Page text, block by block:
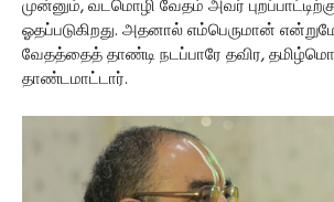
முன்னும், வடமொழி வேதம் அவர்
ஓதப்படுகிறது. அதனால் எம்பெருமான்
வேதத்தைத் தாண்டி நடப்பாரே தவிர,
தாண்டமாட்டார்.